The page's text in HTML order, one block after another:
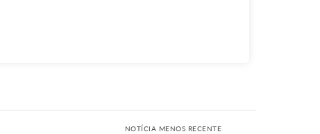
NOTÍCIA MENOS RECENTE